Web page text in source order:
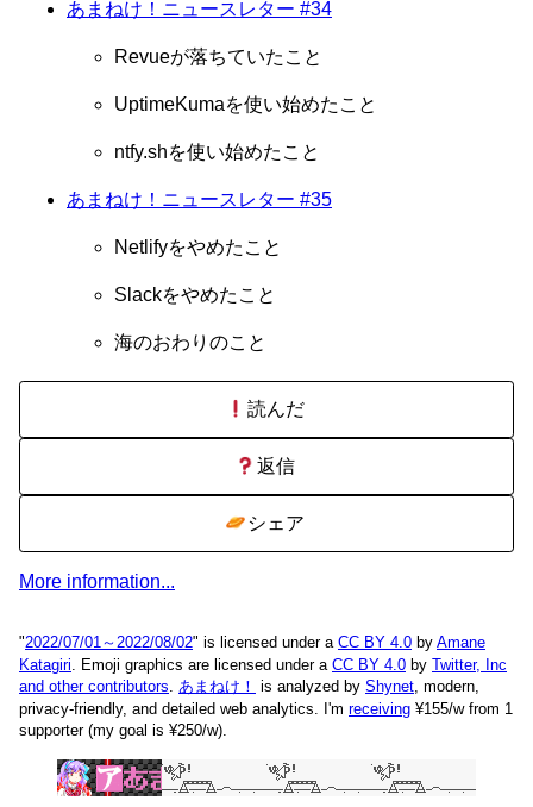
あまねけ！ニュースレター #34
Revueが落ちていたこと
UptimeKumaを使い始めたこと
ntfy.shを使い始めたこと
あまねけ！ニュースレター #35
Netlifyをやめたこと
Slackをやめたこと
海のおわりのこと
読んだ
返信
シェア
More information...
"2022/07/01～2022/08/02" is licensed under a CC BY 4.0 by Amane
Katagiri. Emoji graphics are licensed under a CC BY 4.0 by Twitter, Inc
and other contributors. あまねけ！ is analyzed by Shynet, modern,
privacy-friendly, and detailed web analytics. I'm receiving ¥155/w from 1
supporter (my goal is ¥250/w).